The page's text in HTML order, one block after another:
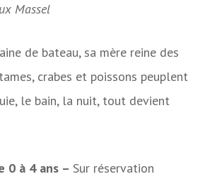
Massel
de bateau, sa mère reine des
crabes et poissons peuplent
le bain, la nuit, tout devient
0 à 4 ans – Sur réservation